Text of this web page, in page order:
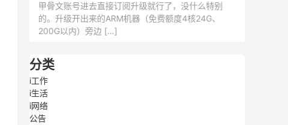
甲骨文账号进去直接订阅升级就行了，没什么特别
的。升级开出来的ARM机器（免费额度4核24G、
200G以内）旁边 […]
分类
i工作
i生活
i网络
公告